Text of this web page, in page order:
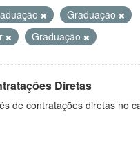
Graduação
Graduação
Diretas
de contratações diretas no